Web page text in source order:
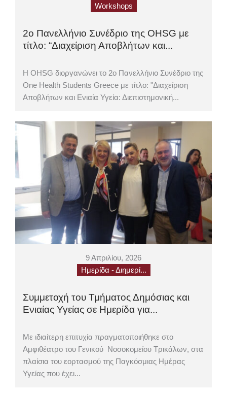
Workshops
2ο Πανελλήνιο Συνέδριο της OHSG με
τίτλο: “Διαχείριση Αποβλήτων και...
Η OHSG διοργανώνει το 2ο Πανελλήνιο Συνέδριο της
One Health Students Greece με τίτλο: "Διαχείριση
Αποβλήτων και Ενιαία Υγεία: Διεπιστημονική...
9 Απριλίου, 2026
Ημερίδα - Διημερί...
Συμμετοχή του Τμήματος Δημόσιας και
Ενιαίας Υγείας σε Ημερίδα για...
Με ιδιαίτερη επιτυχία πραγματοποιήθηκε στο
Αμφιθέατρο του Γενικού Νοσοκομείου Τρικάλων, στα
πλαίσια του εορτασμού της Παγκόσμιας Ημέρας
Υγείας που έχει...